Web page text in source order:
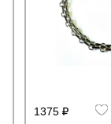
1375